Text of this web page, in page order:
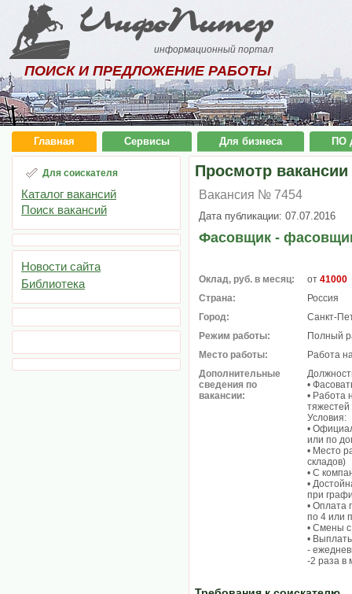
ИнфоПитер
информационный портал
ПОИСК И ПРЕДЛОЖЕНИЕ РАБОТЫ
Главная Сервисы Для бизнеса ПО
Для соискателя
Каталог вакансий
Поиск вакансий
Новости сайта
Библиотека
Просмотр вакансии
Вакансия № 7454
Дата публикации: 07.07.2016
Фасовщик -
Оклад, руб. в месяц: от 41000
Страна:
Россия
Город:
Санкт-
Режим работы:
Полный
Место работы:
Работа
Дополнительные
сведения по
вакансии:
•
• Работа
тяжестей
Условия:
•
или по
• Место
складов)
• С
•
при
• Оплата
по 4 или
• Смены
•
-
-2 раза в